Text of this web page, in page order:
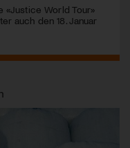
«Justice World Tour»
auch den 18. Januar